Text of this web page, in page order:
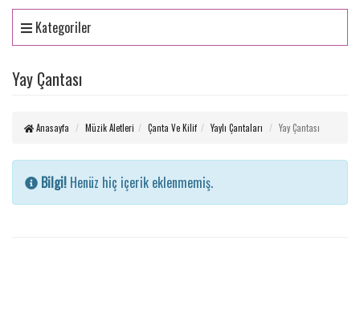
Kategoriler
Yay Çantası
Anasayfa Müzik Aletleri Çanta Ve Kilif Yaylı Çantaları Yay Çantası
Bilgi! Henüz hiç içerik eklenmemiş.